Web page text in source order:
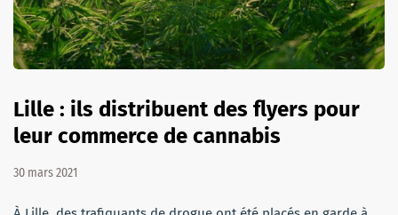
Lille : ils distribuent des flyers pour
leur commerce de cannabis
30 mars 2021